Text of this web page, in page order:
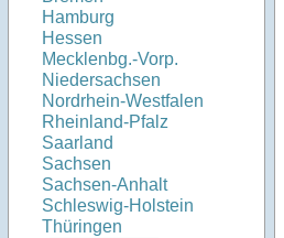
Hamburg
Hessen
Mecklenbg.-Vorp.
Niedersachsen
Nordrhein-Westfalen
Rheinland-Pfalz
Saarland
Sachsen
Sachsen-Anhalt
Schleswig-Holstein
Thüringen